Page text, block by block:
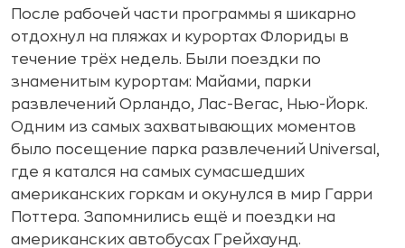
После рабочей части программы я шикарно
отдохнул на пляжах и курортах Флориды в
течение трёх недель. Были поездки по
знаменитым курортам: Майами, парки
развлечений Орландо, Лас-Вегас, Нью-Йорк.
Одним из самых захватывающих моментов
было посещение парка развлечений Universal,
где я катался на самых сумасшедших
американских горкам и окунулся в мир Гарри
Поттера. Запомнились ещё и поездки на
американских автобусах Грейхаунд.